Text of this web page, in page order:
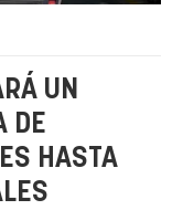
UN
DE
HASTA